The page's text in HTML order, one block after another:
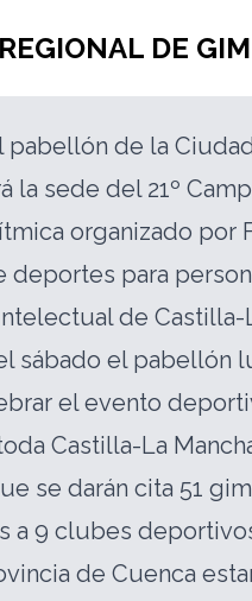
DE
pabellón de la
la sede del 21º
organizado por
deportes para
de Castilla-
sábado el pabellón
el evento
Castilla-La
se darán cita 51
a 9 clubes
de Cuenca